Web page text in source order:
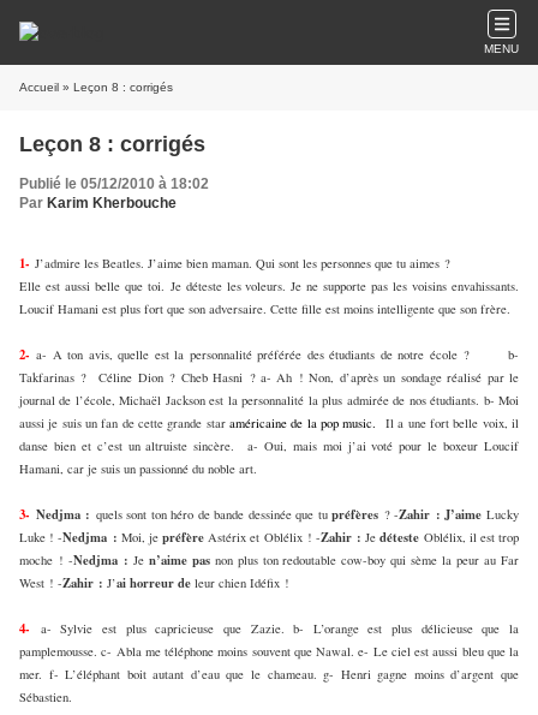
MENU
Accueil » Leçon 8 : corrigés
Leçon 8 : corrigés
Publié le 05/12/2010 à 18:02
Par Karim Kherbouche
1- J’admire les Beatles. J’aime bien maman. Qui sont les personnes que tu aimes ?
Elle est aussi belle que toi. Je déteste les voleurs. Je ne supporte pas les voisins envahissants.
Loucif Hamani est plus fort que son adversaire. Cette fille est moins intelligente que son frère.
2- a- A ton avis, quelle est la personnalité préférée des étudiants de notre école ?
b-
Takfarinas ?
Céline Dion ? Cheb Hasni ? a- Ah ! Non, d’après un sondage réalisé par le
journal de l’école, Michaël Jackson est la personnalité la plus admirée de nos étudiants. b- Moi
aussi je suis un fan de cette grande star américaine de la pop music.
Il a une fort belle voix, il
danse bien et c’est un altruiste sincère.
a- Oui, mais moi j’ai voté pour le boxeur Loucif
Hamani, car je suis un passionné du noble art.
3- Nedjma : quels sont ton héro de bande dessinée que tupréfères ? -Zahir : J’aime Lucky
Luke ! -Nedjma : Moi, jepréfère Astérix et Oblélix ! -Zahir : Jedéteste Oblélix, il est trop
moche ! -Nedjma : Je n’aime pasnon plus ton redoutable cow-boy qui sème la peur au Far
West ! -Zahir : J’aihorreurde leur chien Idéfix !
4-
a- Sylvie est plus capricieuse que Zazie. b- L’orange est plus délicieuse que la
pamplemousse. c- Abla me téléphone moins souvent que Nawal. e- Le ciel est aussi bleu que la
mer. f- L’éléphant boit autant d’eau que le chameau. g- Henri gagne moins d’argent que
Sébastien.